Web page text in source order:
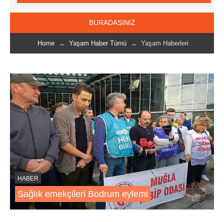
BURADASINIZ
Home→ Yaşam Haber Tümü→ Yaşam Haberleri
HABER
Sağlık emekçileri Bodrum eylemi